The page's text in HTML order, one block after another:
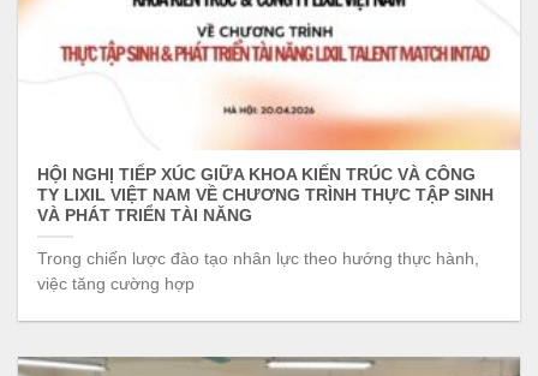
HỘI NGHỊ TIẾP XÚC GIỮA KHOA KIẾN TRÚC VÀ CÔNG
TY LIXIL VIỆT NAM VỀ CHƯƠNG TRÌNH THỰC TẬP SINH
VÀ PHÁT TRIỂN TÀI NĂNG
Trong chiến lược đào tạo nhân lực theo hướng thực hành,
việc tăng cường hợp